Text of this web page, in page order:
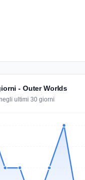
- Outer Worlds
ultimi 30 giorni